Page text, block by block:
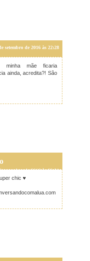
setembro de 2016 às 22:28
minha mãe ficaria
ainda, acredita?! São
setembro de 2016 às 22:31
chic ♥